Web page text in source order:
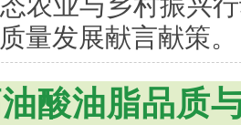
量发展献言献策。
酸油脂品质